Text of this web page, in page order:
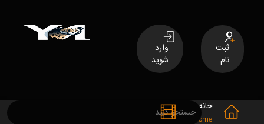
ثبت
نام
وارد
شوید
خانه
Home